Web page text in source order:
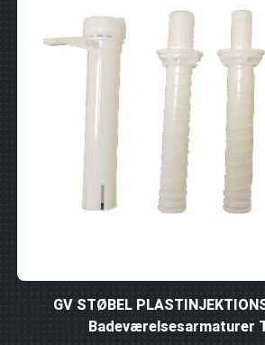
GV STØBEL
Badeværelsesarmaturer